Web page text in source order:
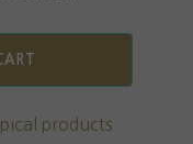
products